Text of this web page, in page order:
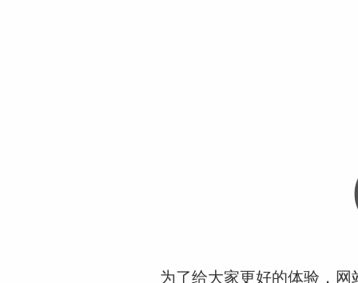
为了给大家更好的体验，